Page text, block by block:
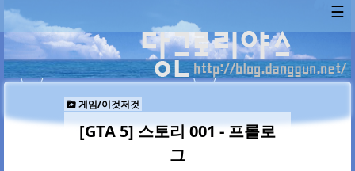
☰
게임/이것저것
[GTA 5] 스토리 001 - 프롤로
그